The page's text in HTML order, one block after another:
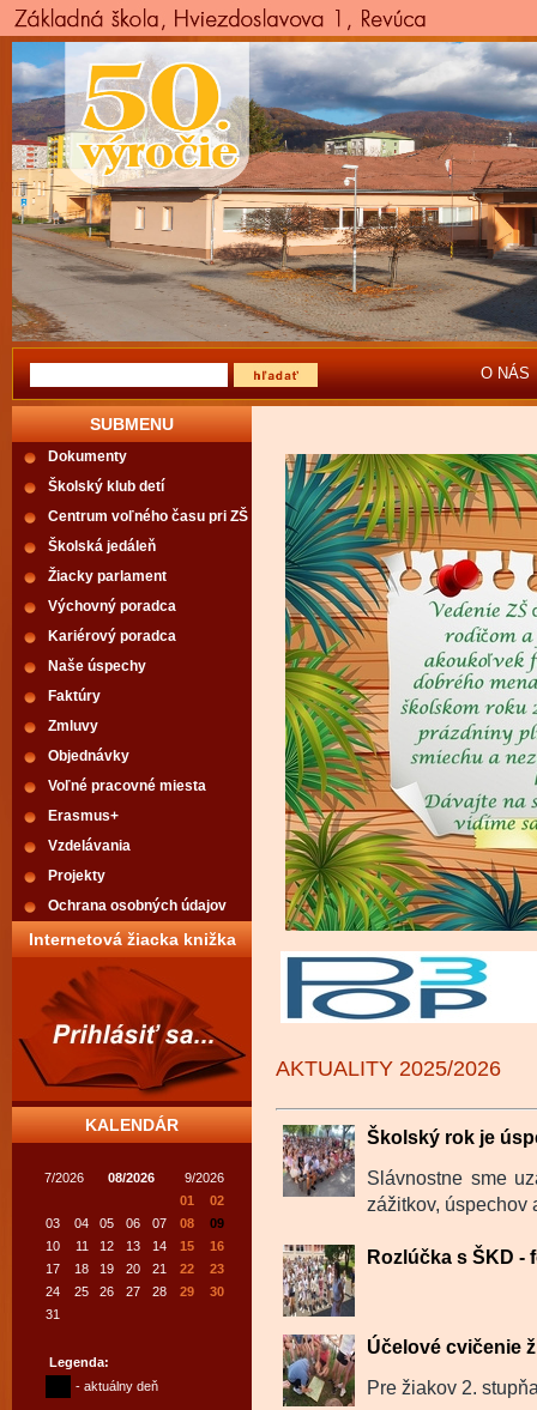
O NÁS
SUBMENU
Dokumenty
Školský klub detí
Centrum voľného času pri ZŠ
Školská jedáleň
Žiacky parlament
Výchovný poradca
Kariérový poradca
Naše úspechy
Faktúry
Zmluvy
Objednávky
Voľné pracovné miesta
Erasmus+
Vzdelávania
Projekty
Ochrana osobných údajov
Internetová žiacka knižka
KALENDÁR
7/2026 08/2026
9/2026
01
02
03
04 05 06 07 08
09
10
11 12 13 14 15
16
17
18 19 20 21 22
23
24
25 26 27 28 29
30
31
Legenda:
- aktuálny deň
AKTUALITY 2025/2026
Školský rok je
Slávnostne sme
zážitkov, úspechov
Rozlúčka s ŠKD -
Účelové cvičenie
Pre žiakov 2.